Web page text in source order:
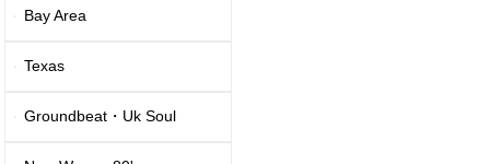
Bay Area
Texas
Groundbeat・Uk Soul